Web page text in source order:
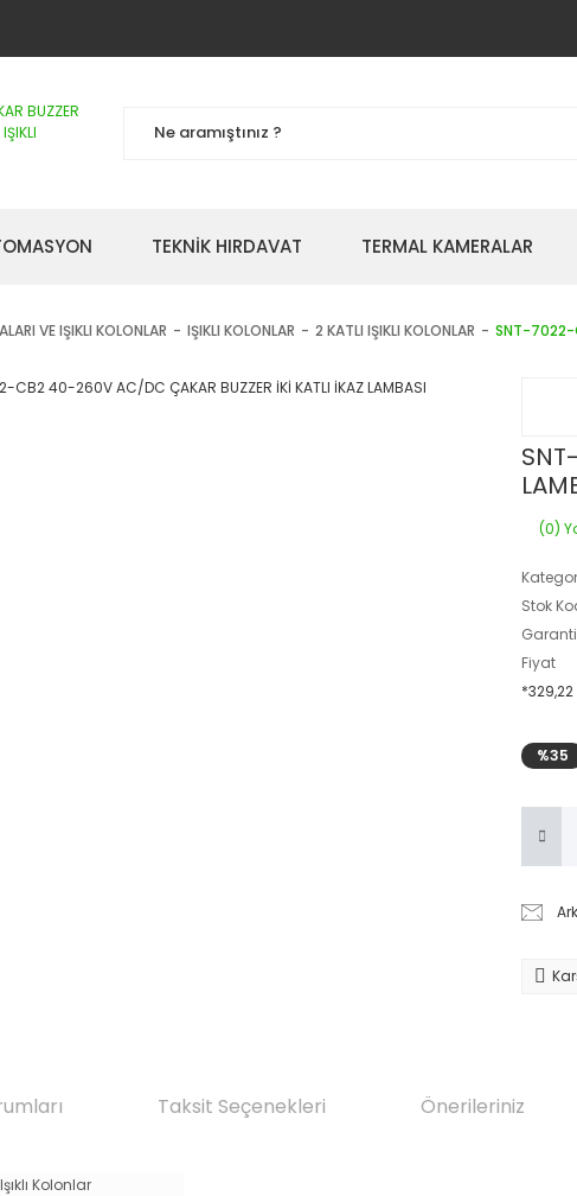
TEKNİK HIRDAVAT TERMAL KAMERALAR
VE IŞIKLI KOLONLAR IŞIKLI KOLONLAR 2 KATLI IŞIKLI KOLONLAR SNT-7022-
(0)
Stok
Fiyat
%35
Taksit Seçenekleri Önerileriniz
Kolonlar